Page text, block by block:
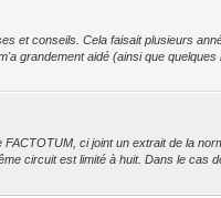
et conseils. Cela faisait plusieurs
grandement aidé (ainsi que
ci joint un extrait de la
circuit est limité à huit. Dans le cas